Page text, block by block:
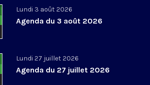
Lundi 3 août 2026
Agenda du 3 août 2026
Lundi 27 juillet 2026
Agenda du 27 juillet 2026